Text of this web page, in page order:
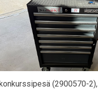
(2900570-2),